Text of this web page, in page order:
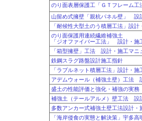
のり面表層保護工「ＧＴフレーム工
山留め式擁壁「親杭パネル壁」
「耐候性大型土のう積層工法」設
のり面保護用連続繊維補強土
「ジオファイバー工法」 設計・
「箱型擁壁」工法 設計・施工マニ
鉄鋼スラグ路盤設計施工指針
「ラブルネット積層工法」設計・施
アデムウォール（補強土壁）工法
盛土の性能評価と強化・補強の実務
補強土（テールアルメ）壁工法 設
多数アンカー式補強土壁工法設計
「海岸侵食の実態と解決策」宇多高